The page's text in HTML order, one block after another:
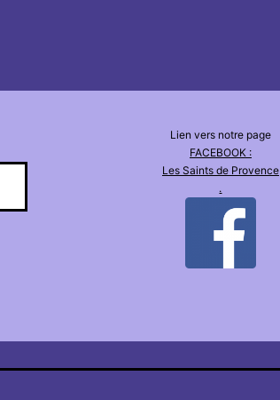
Lien vers notre page
FACEBOOK :
Les Saints de Provence
.